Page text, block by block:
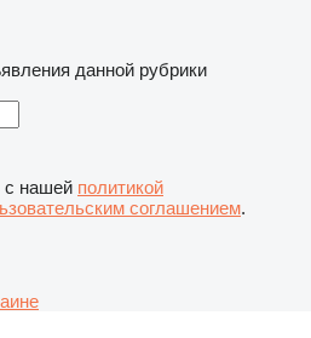
данной рубрики
с нашей политикой
соглашением.